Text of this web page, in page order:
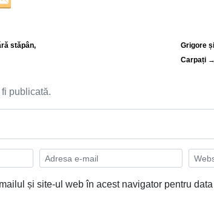
stăpân,
Grigore
Carpați →
publicată.
și site-ul web în acest navigator pentru